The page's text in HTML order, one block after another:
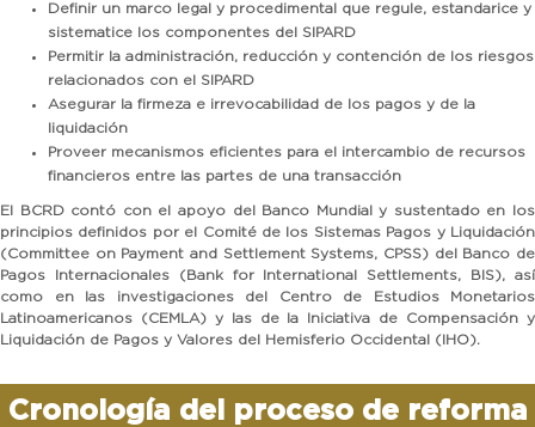
Definir un marco legal y procedimental que regule, estandarice y
sistematice los componentes del SIPARD
Permitir la administración, reducción y contención de los riesgos
relacionados con el SIPARD
Asegurar la firmeza e irrevocabilidad de los pagos y de la
liquidación
Proveer mecanismos eficientes para el intercambio de recursos
financieros entre las partes de una transacción
El BCRD contó con el apoyo del Banco Mundial y sustentado en los
principios definidos por el Comité de los Sistemas Pagos y Liquidación
(Committee on Payment and Settlement Systems, CPSS) del Banco de
Pagos Internacionales (Bank for International Settlements, BIS), así
como en las investigaciones del Centro de Estudios Monetarios
Latinoamericanos (CEMLA) y las de la Iniciativa de Compensación y
Liquidación de Pagos y Valores del Hemisferio Occidental (IHO).
Cronología del proceso de reforma